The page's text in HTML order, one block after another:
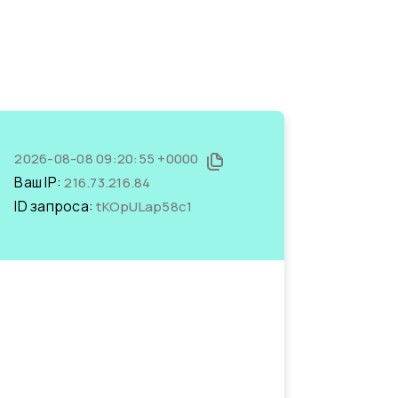
2026-08-08 09:20:55 +0000
Ваш IP:216.73.216.84
ID запроса:tKOpULap58c1